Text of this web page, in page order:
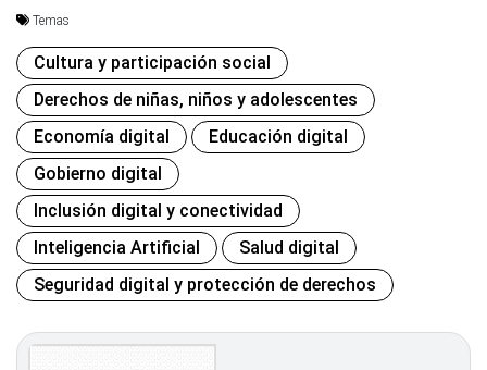
Temas
Cultura y participación social
Derechos de niñas, niños y adolescentes
Economía digital
Educación digital
Gobierno digital
Inclusión digital y conectividad
Inteligencia Artificial
Salud digital
Seguridad digital y protección de derechos